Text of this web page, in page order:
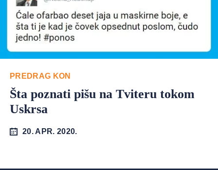
PREDRAG KON
Šta poznati pišu na Tviteru tokom
Uskrsa
20. APR. 2020.